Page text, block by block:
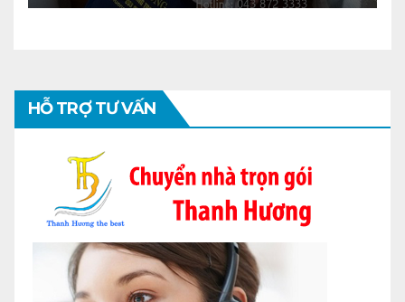
HỖ TRỢ TƯ VẤN